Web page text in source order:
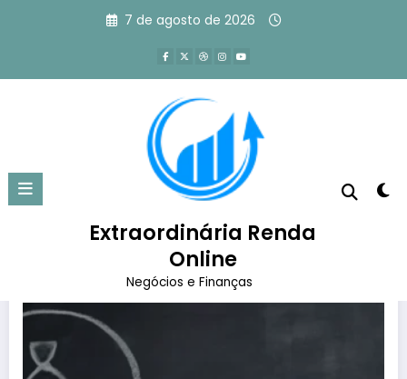
7 de agosto de 2026
Extraordinária Renda
Online
Negócios e Finanças
Tag: como vender mais